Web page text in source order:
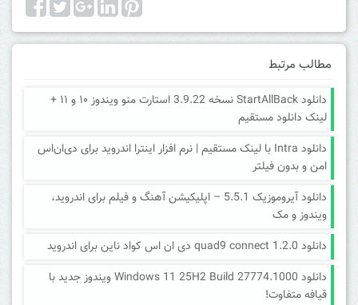
مطالب مرتبط
دانلود StartAllBack نسخه 3.9.22 استارت منو ویندوز ۱۰ و ۱۱ +
لینک دانلود مستقیم
دانلود Intra با لینک مستقیم | نرم افزار اینترا اندروید برای دی‌ان‌اس
امن و بدون فیلتر
دانلود آیروموزیک 5.5.1 – اپلیکیشن آهنگ و فیلم برای اندروید،
ویندوز و مک
دانلود quad9 connect 1.2.0 دی ان اس کواد ناین برای اندروید
دانلود Windows 11 25H2 Build 27774.1000 ویندوز جدید با
قیافه متفاوت!